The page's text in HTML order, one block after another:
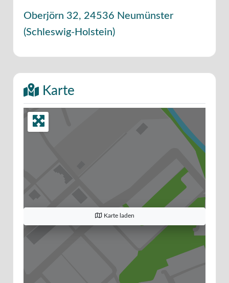
Oberjörn 32, 24536 Neumünster
(Schleswig-Holstein)
Karte
Karte laden